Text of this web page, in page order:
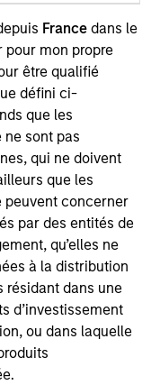
France dans le
pour mon propre
être qualifié
défini ci-
que les
sont pas
qui ne doivent
que les
peuvent concerner
par des entités de
qu’elles ne
à la distribution
résidant dans une
d’investissement
ou dans laquelle
Morgan
and an analyst
a portfolio
and sell
risk
She is
health care
cap
2015. Morgan
2021.
joining Eaton